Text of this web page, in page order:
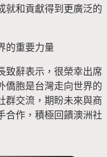
就和貢獻得到更廣泛的
的重要力量
致辭表示，很榮幸出席
僑胞是台灣走向世界的
群交流，期盼未來與商
合作，積極回饋澳洲社